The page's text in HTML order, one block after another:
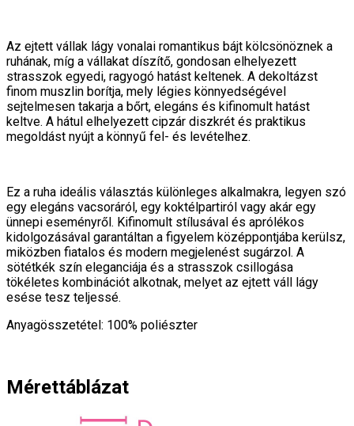
Az ejtett vállak lágy vonalai romantikus bájt kölcsönöznek a
ruhának, míg a vállakat díszítő, gondosan elhelyezett
strasszok egyedi, ragyogó hatást keltenek. A dekoltázst
finom muszlin borítja, mely légies könnyedségével
sejtelmesen takarja a bőrt, elegáns és kifinomult hatást
keltve. A hátul elhelyezett cipzár diszkrét és praktikus
megoldást nyújt a könnyű fel- és levételhez.
Ez a ruha ideális választás különleges alkalmakra, legyen szó
egy elegáns vacsoráról, egy koktélpartiról vagy akár egy
ünnepi eseményről. Kifinomult stílusával és aprólékos
kidolgozásával garantáltan a figyelem középpontjába kerülsz,
miközben fiatalos és modern megjelenést sugárzol. A
sötétkék szín eleganciája és a strasszok csillogása
tökéletes kombinációt alkotnak, melyet az ejtett váll lágy
esése tesz teljessé.
Anyagösszetétel: 100% poliészter
Mérettáblázat